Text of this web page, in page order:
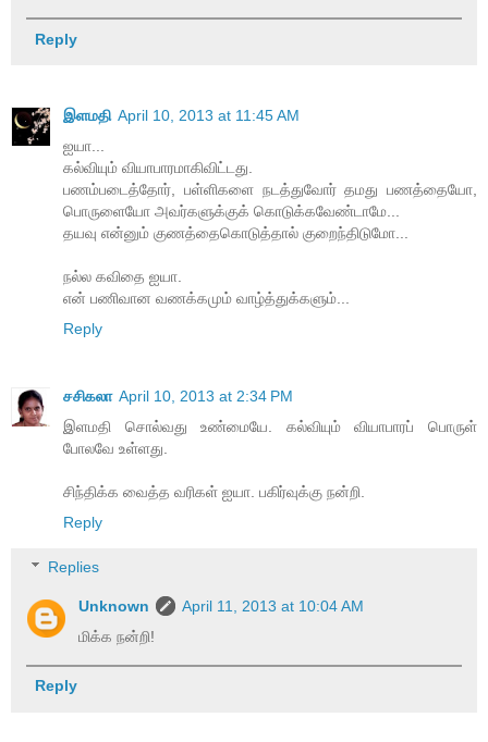
Reply
இளமதி April 10, 2013 at 11:45 AM
ஐயா...
கல்வியும் வியாபாரமாகிவிட்டது.
பணம்படைத்தோர், பள்ளிகளை நடத்துவோர் தமது பணத்தையோ,
பொருளையோ அவர்களுக்குக் கொடுக்கவேண்டாமே...
தயவு என்னும் குணத்தைகொடுத்தால் குறைந்திடுமோ...
நல்ல கவிதை ஐயா.
என் பணிவான வணக்கமும் வாழ்த்துக்களும்...
Reply
சசிகலா April 10, 2013 at 2:34 PM
இளமதி சொல்வது உண்மையே. கல்வியும் வியாபாரப் பொருள்
போலவே உள்ளது.
சிந்திக்க வைத்த வரிகள் ஐயா. பகிர்வுக்கு நன்றி.
Reply
Replies
Unknown
April 11, 2013 at 10:04 AM
மிக்க நன்றி!
Reply